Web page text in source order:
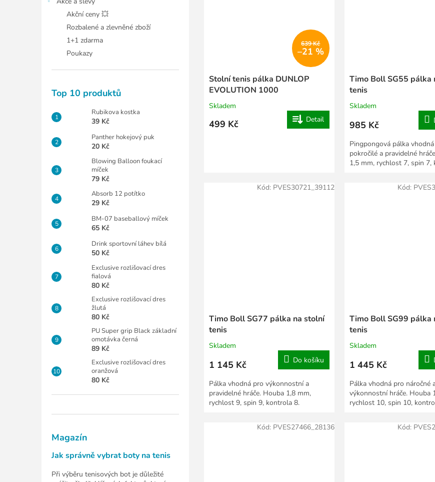
Akční ceny 💥
Rozbalené a zlevněné zboží
1+1 zdarma
Poukazy
Top 10 produktů
Rubikova kostka
39 Kč
Panther hokejový puk
20 Kč
Blowing Balloon foukací
míček
79 Kč
Absorb 12 potítko
29 Kč
BM-07 baseballový míček
65 Kč
Drink sportovní láhev bílá
50 Kč
Exclusive rozlišovací dres
fialová
80 Kč
Exclusive rozlišovací dres
žlutá
80 Kč
PU Super grip Black základní
omotávka černá
89 Kč
Exclusive rozlišovací dres
oranžová
80 Kč
Magazín
Jak správně vybrat boty na tenis
Při výběru tenisových bot je důležité
639 Kč
–21 %
Stolní tenis pálka DUNLOP
EVOLUTION 1000
Skladem
499 Kč Detail
Timo Boll SG55 pálka
tenis
Skladem
985 Kč
Pingpongová pálka
pokročilé a pravidelné
1,5 mm, rychlost 7, spin 7,
Timo Boll SG77 pálka na stolní
tenis
Skladem
1 145 Kč Do košíku
Pálka vhodná pro výkonnostní a
pravidelné hráče. Houba 1,8 mm,
rychlost 9, spin 9, kontrola 8.
Kód: PVES30721_39112
Timo Boll SG99 pálka
tenis
Skladem
1 445 Kč
Pálka vhodná pro náročné
výkonnostní hráče. Houba
rychlost 10, spin 10,
Kód:
Kód: PVES27466_28136 Kód: